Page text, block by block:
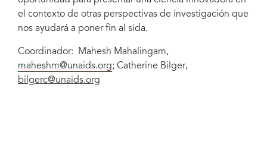
el contexto de otras perspectivas de investigación que
nos ayudará a poner fin al sida.
Coordinador: Mahesh Mahalingam,
maheshm@unaids.org; Catherine Bilger,
bilgerc@unaids.org